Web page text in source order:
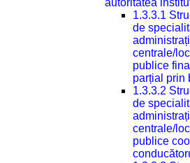
autoritatea
1.3.3.1
de
centrale/
publice
parțial prin
1.3.3.2
de
centrale/
publice